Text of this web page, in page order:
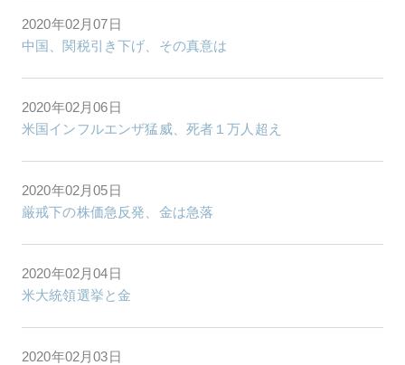
2020年02月07日
中国、関税引き下げ、その真意は
2020年02月06日
米国インフルエンザ猛威、死者１万人超え
2020年02月05日
厳戒下の株価急反発、金は急落
2020年02月04日
米大統領選挙と金
2020年02月03日